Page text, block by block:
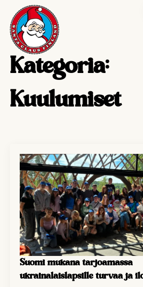
Kategoria:
Kuulumiset
Suomi mukana tarjoamassa
ukrainalaislapsille turvaa ja